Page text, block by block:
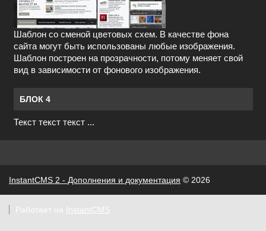
Шаблон со сменой цветовых схем. В качестве фона
сайта могут быть использованы любые изображения.
Шаблон построен на прозрачности, потому меняет свой
вид в зависимости от фонового изображения.
БЛОК 4
Текст текст текст ...
InstantCMS 2 - Дополнения и документация © 2026
Работает на InstantCMS